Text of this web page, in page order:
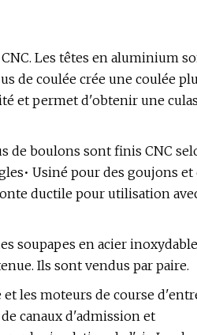
Les têtes en aluminium
de coulée crée une coulée
et permet d'obtenir une
de boulons sont finis CNC
Usiné pour des goujons et
ductile pour utilisation
soupapes en acier
Ils sont vendus par paire.
et les moteurs de course
canaux d'admission et